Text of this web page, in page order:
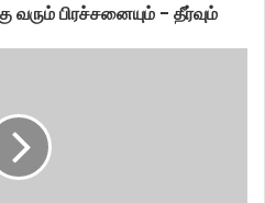
வரும் பிரச்சனையும் - தீர்வும்